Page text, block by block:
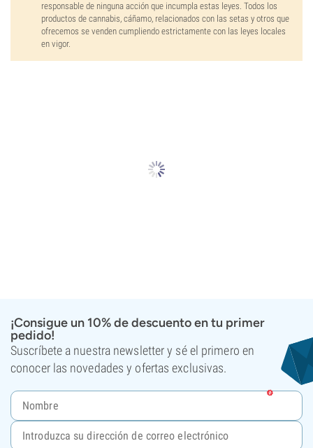
responsable de ninguna acción que incumpla estas leyes. Todos los
productos de cannabis, cáñamo, relacionados con las setas y otros que
ofrecemos se venden cumpliendo estrictamente con las leyes locales
en vigor.
¡Consigue un 10% de descuento en tu primer
pedido!
Suscríbete a nuestra newsletter y sé el primero en
conocer las novedades y ofertas exclusivas.